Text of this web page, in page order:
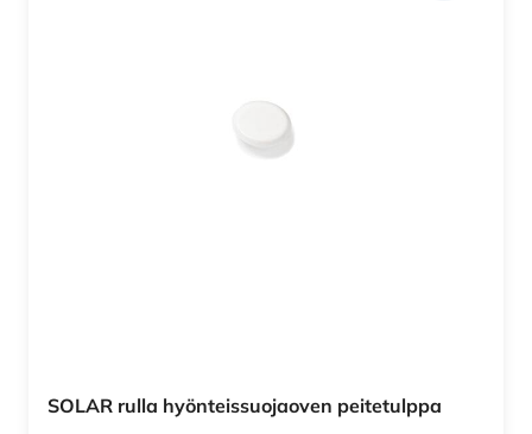
SOLAR rulla hyönteissuojaoven peitetulppa